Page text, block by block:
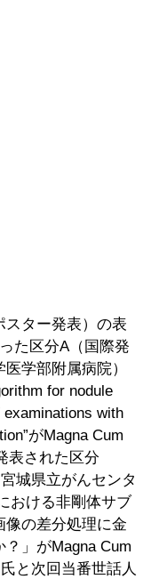
スター発表）の表
た区分A（国際発
学部附属病院）
for nodule
with
がMagna Cum
表された区分
城県立がんセンタ
おける非剛体サブ
像の差分処理に金
」がMagna Cum
と次回当番世話人